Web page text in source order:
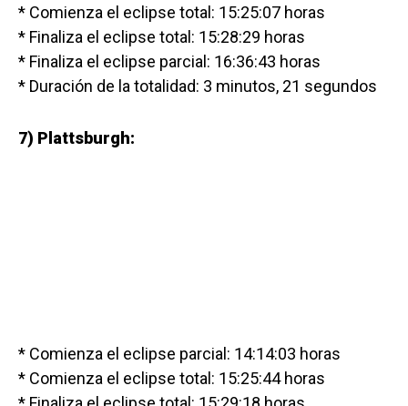
* Comienza el eclipse total: 15:25:07 horas
* Finaliza el eclipse total: 15:28:29 horas
* Finaliza el eclipse parcial: 16:36:43 horas
* Duración de la totalidad: 3 minutos, 21 segundos
7) Plattsburgh:
* Comienza el eclipse parcial: 14:14:03 horas
* Comienza el eclipse total: 15:25:44 horas